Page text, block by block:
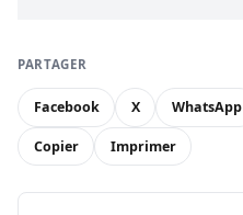
PARTAGER
Facebook X WhatsApp
Copier Imprimer